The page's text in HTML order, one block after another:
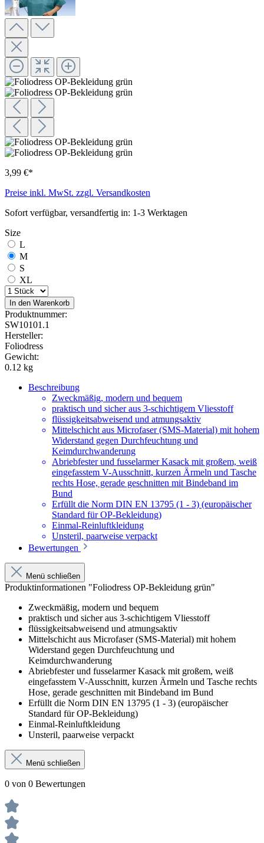
3,99 €*
Preise inkl. MwSt. zzgl. Versandkosten
Sofort verfügbar, versandfertig in: 1-3 Werktagen
Size
L
M
S
XL
In den Warenkorb
Produktnummer:
SW10101.1
Hersteller:
Foliodress
Gewicht:
0.12 kg
Beschreibung
Zweckmäßig, modern und bequem
praktisch und sicher aus 3-schichtigem Vliesstoff
flüssigkeitsabweisend und atmungsaktiv
Mittelschicht aus Microfaser (SMS-Material) mit hohem
Widerstand gegen Durchfeuchtung und
Keimdurchwanderung
Abriebfester und fusselarmer Kasack mit großem, weiß
eingefasstem V-Ausschnitt, kurzen Ärmeln und Tasche
rechts Hose, gerade geschnitten mit Bindeband im
Bund
Erfüllt die Norm DIN EN 13795 (1 - 3) (europäischer
Standard für OP-Bekleidung)
Einmal-Reinluftkleidung
Unsteril, paarweise verpackt
Bewertungen
Menü schließen
Produktinformationen "Foliodress OP-Bekleidung grün"
Zweckmäßig, modern und bequem
praktisch und sicher aus 3-schichtigem Vliesstoff
flüssigkeitsabweisend und atmungsaktiv
Mittelschicht aus Microfaser (SMS-Material) mit hohem
Widerstand gegen Durchfeuchtung und
Keimdurchwanderung
Abriebfester und fusselarmer Kasack mit großem, weiß
eingefasstem V-Ausschnitt, kurzen Ärmeln und Tasche rechts
Hose, gerade geschnitten mit Bindeband im Bund
Erfüllt die Norm DIN EN 13795 (1 - 3) (europäischer
Standard für OP-Bekleidung)
Einmal-Reinluftkleidung
Unsteril, paarweise verpackt
Menü schließen
0 von 0 Bewertungen